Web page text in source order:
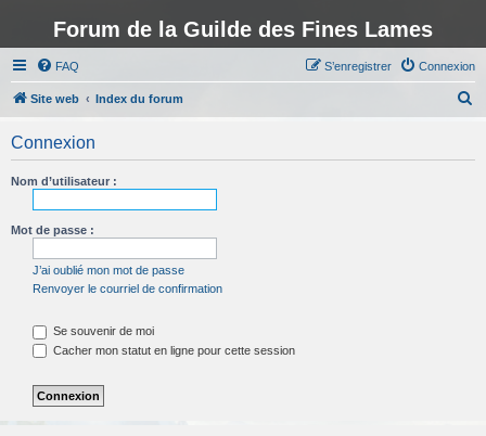
Forum de la Guilde des Fines Lames
FAQ Connexion
S’enregistrer
Site web Index du forum
Connexion
Nom d’utilisateur :
Mot de passe :
J’ai oublié mon mot de passe
Renvoyer le courriel de confirmation
Se souvenir de moi
Cacher mon statut en ligne pour cette session